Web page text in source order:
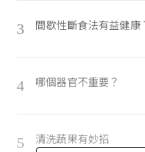
3 間歇性斷食法有益健康
4 哪個器官不重要？
5 清洗蔬果有妙招